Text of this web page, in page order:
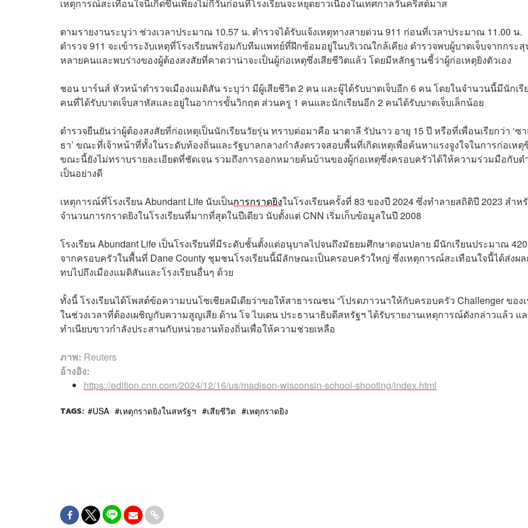
เหตุการณ์สะเทือนใจนี้เกิดขึ้นเพียงไม่กี่วันก่อนที่โรงเรียนจะหยุดยาวเนื่องในเทศกาลวันคริสต์มาส
ตามรายงานระบุว่า ช่วงเวลาประมาณ 10.57 น. ตำรวจได้รับแจ้งเหตุทางสายด่วน 911 ก่อนที่เวลาประมาณ 11.00 น.
ตำรวจ 911 จะเข้าระงับเหตุที่โรงเรียนพร้อมกับทีมแพทย์ที่ฝึกซ้อมอยู่ในบริเวณใกล้เคียง ตำรวจพบผู้บาดเจ็บจากกระ
หลายคนและพบร่างของผู้ต้องสงสัยที่คาดว่าน่าจะเป็นผู้ก่อเหตุซึ่งเสียชีวิตแล้ว โดยมีหลักฐานชี้ว่าผู้ก่อเหตุยิงตัวเอง
ชอน บาร์นส์ หัวหน้าตำรวจเมืองแมดิสัน ระบุว่า มีผู้เสียชีวิต 2 คน และผู้ได้รับบาดเจ็บอีก 6 คน โดยในจำนวนนี้มีนักเรี
คนที่ได้รับบาดเจ็บสาหัสและอยู่ในอาการขั้นวิกฤต ส่วนครู 1 คนและนักเรียนอีก 2 คนได้รับบาดเจ็บเล็กน้อย
ตำรวจยืนยันว่าผู้ต้องสงสัยที่ก่อเหตุเป็นนักเรียนวัยรุ่น ทราบต่อมาคือ นาตาลี รัปนาว อายุ 15 ปี หรือที่เพื่อนเรียกว่า ‘ซ
ธา’ ขณะที่เจ้าหน้าที่ทั้งในระดับท้องถิ่นและรัฐบาลกลางกำลังตรวจสอบพื้นที่เกิดเหตุเพื่อค้นหาแรงจูงใจในการก่อเหตุ
ขณะนี้ยังไม่ทราบรายละเอียดที่ชัดเจน รวมถึงการออกหมายค้นบ้านของผู้ก่อเหตุซึ่งครอบครัวได้ให้ความร่วมมือกับต
เป็นอย่างดี
เหตุการณ์ที่โรงเรียน Abundant Life นับเป็นการกราดยิงในโรงเรียนครั้งที่ 83 ของปี 2024 ซึ่งทำลายสถิติปี 2023 สำห
จำนวนการกราดยิงในโรงเรียนที่มากที่สุดในปีเดียว นับตั้งแต่ CNN เริ่มเก็บข้อมูลในปี 2008
โรงเรียน Abundant Life เป็นโรงเรียนที่มีระดับชั้นตั้งแต่อนุบาลไปจนถึงมัธยมศึกษาตอนปลาย มีนักเรียนประมาณ
จากครอบครัวในพื้นที่ Dane County ชุมชนโรงเรียนนี้มีลักษณะเป็นครอบครัวใหญ่ ซึ่งเหตุการณ์สะเทือนใจนี้ได้ส่งผล
ทบไปถึงเมืองแมดิสันและโรงเรียนอื่นๆ ด้วย
ทั้งนี้ โรงเรียนได้โพสต์ข้อความบนโซเชียลมีเดียว่าขอให้สาธารณชน “โปรดภาวนาให้กับครอบครัว Challenger ของเ
ในช่วงเวลาที่ต้องเผชิญกับความสูญเสีย ด้าน โจ ไบเดน ประธานาธิบดีสหรัฐฯ ได้รับรายงานเหตุการณ์ดังกล่าวแล้ว แ
ทำเนียบขาวกำลังประสานกับหน่วยงานท้องถิ่นเพื่อให้ความช่วยเหลือ
ภาพ: Reuters
อ้างอิง:
https://edition.cnn.com/2024/12/16/us/madison-wisconsin-school-shooting/index.html
TAGS: USA เหตุกราดยิงในสหรัฐฯ เสียชีวิต เหตุกราดยิง